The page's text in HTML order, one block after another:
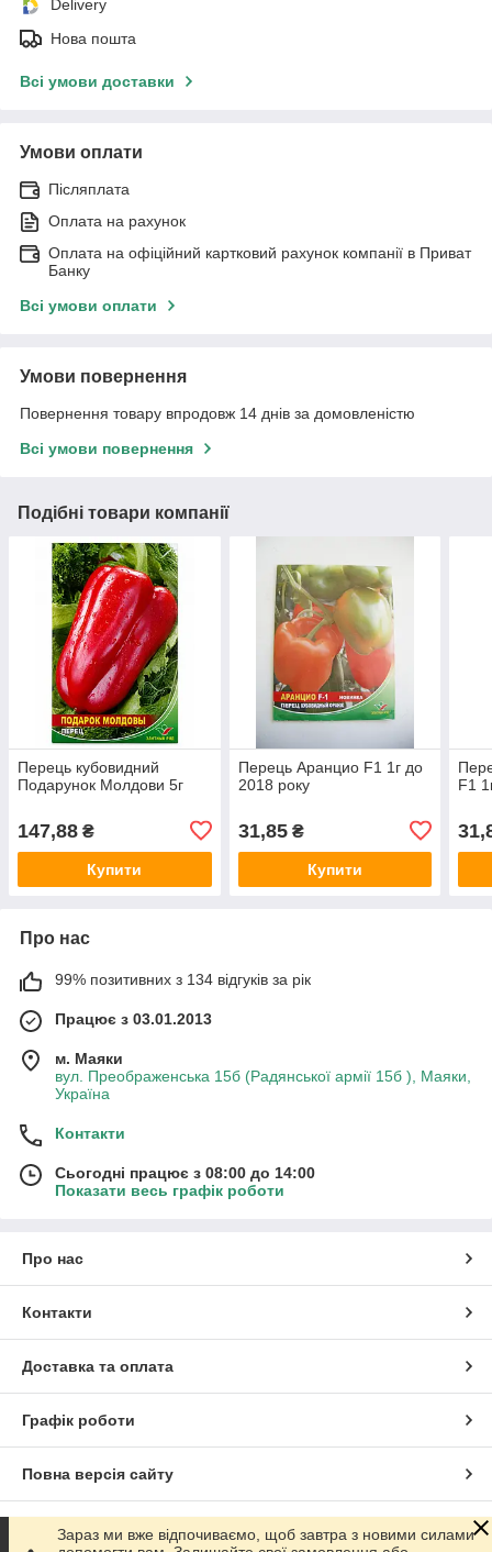
Delivery
Нова пошта
Всі умови доставки
Умови оплати
Післяплата
Оплата на рахунок
Оплата на офіційний картковий рахунок компанії в Приват
Банку
Всі умови оплати
Умови повернення
Повернення товару впродовж 14 днів за домовленістю
Всі умови повернення
Подібні товари компанії
Перець кубовидний
Подарунок Молдови 5г
147,88 ₴
Купити
Перець Аранцио F1 1г до
2018 року
31,85₴
Купити
F1
Про нас
99% позитивних з 134 відгуків за рік
Працює з 03.01.2013
м. Маяки
вул. Преображенська 15б (Радянської армії 15б ), Маяки,
Україна
Контакти
Сьогодні працює з 08:00 до 14:00
Показати весь графік роботи
Про нас
Контакти
Доставка та оплата
Графік роботи
Повна версія сайту
Сайт створено на маркетплейсі Prom.ua
Зараз ми вже відпочиваємо, щоб завтра з новими силами